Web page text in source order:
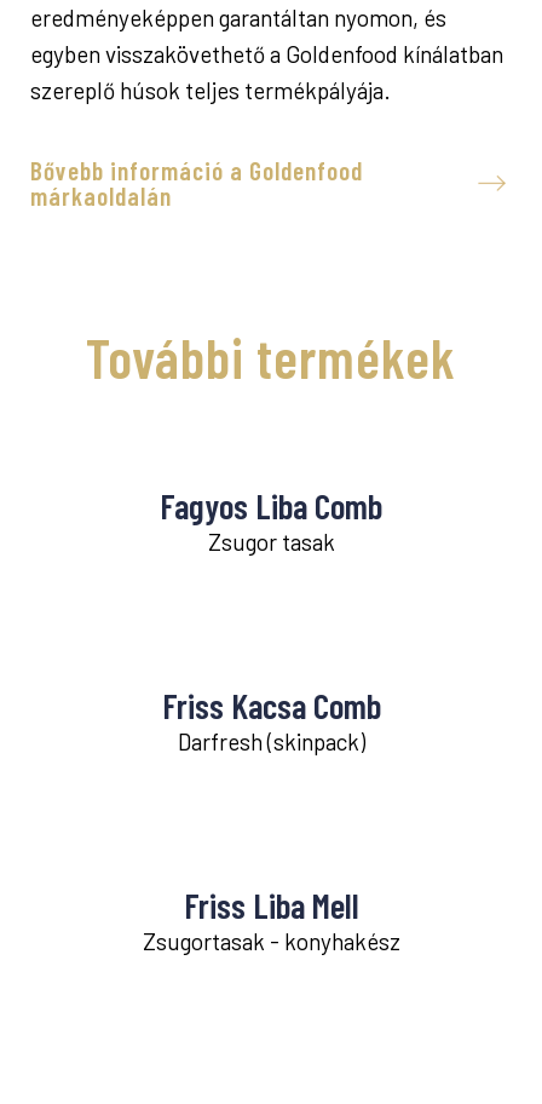
eredményeképpen garantáltan nyomon, és
egyben visszakövethető a Goldenfood kínálatban
szereplő húsok teljes termékpályája.
Bővebb információ a Goldenfood
márkaoldalán
További termékek
Fagyos Liba Comb
Zsugor tasak
Friss Kacsa Comb
Darfresh (skinpack)
Friss Liba Mell
Zsugortasak - konyhakész